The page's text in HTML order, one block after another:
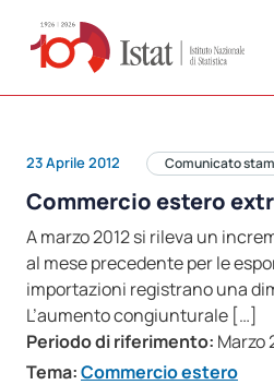
23 Aprile 2012 Comunicato
Commercio estero
A marzo 2012 si rileva un
al mese precedente per le
importazioni registrano una
L’aumento congiunturale […]
Periodo di riferimento: Marzo
Tema:Commercio estero